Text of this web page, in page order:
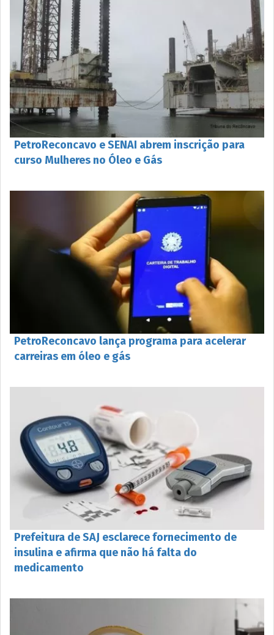
PetroReconcavo e SENAI abrem inscrição para
curso Mulheres no Óleo e Gás
PetroReconcavo lança programa para acelerar
carreiras em óleo e gás
Prefeitura de SAJ esclarece fornecimento de
insulina e afirma que não há falta do
medicamento